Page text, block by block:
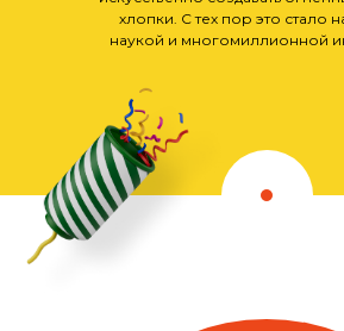
хлопки. С тех пор это стало
наукой и многомиллионной